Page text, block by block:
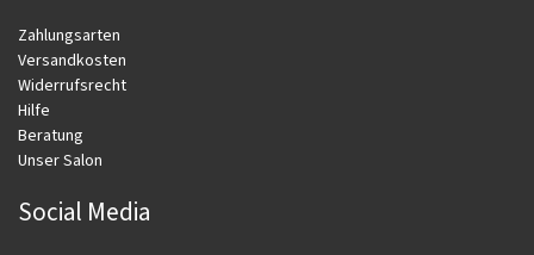
Zahlungsarten
Versandkosten
Widerrufsrecht
Hilfe
Beratung
Unser Salon
Social Media